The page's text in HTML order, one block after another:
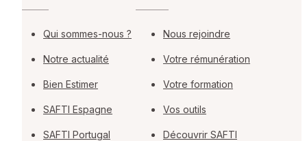
Qui sommes-nous ?
Notre actualité
Bien Estimer
SAFTI Espagne
SAFTI Portugal
Nous rejoindre
Votre rémunération
Votre formation
Vos outils
Découvrir SAFTI